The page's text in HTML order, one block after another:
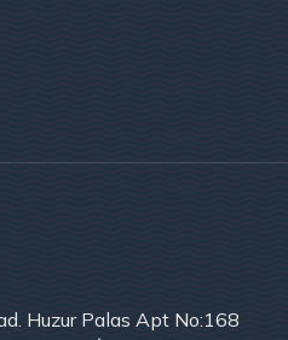
Huzur Palas Apt No:168